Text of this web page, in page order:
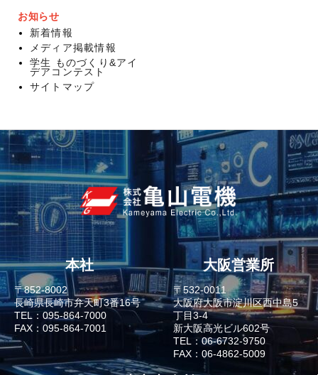
お知らせ
新着情報
メディア掲載情報
学生 ものづくり&アイ
デアコンテスト
サイトマップ
本社
〒852-8002
長崎県長崎市弁天町3番16号
TEL：095-864-7000
FAX：095-864-7001
大阪営業所
〒532-0011
大阪府大阪市淀川区西中島5
丁目3-4
新大阪高光ビル602号
TEL：06-6732-9750
FAX：06-4862-5009